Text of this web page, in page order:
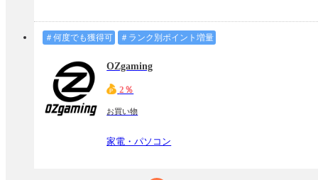
＃何度でも獲得可 ＃ランク別ポイント増量
OZgaming
2％
お買い物
家電・パソコン